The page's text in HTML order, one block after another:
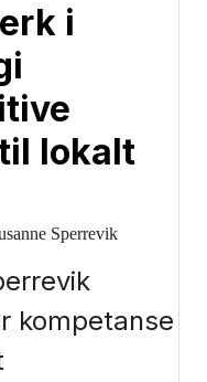
i
lokalt
Sperrevik
kompetanse